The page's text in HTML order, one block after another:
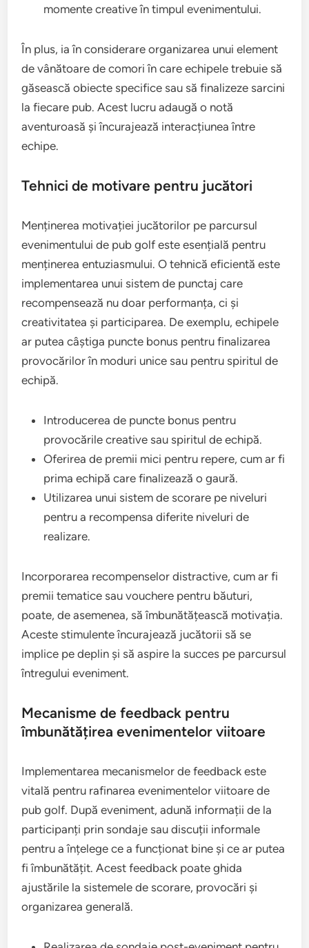
momente creative în timpul evenimentului.
În plus, ia în considerare organizarea unui element
de vânătoare de comori în care echipele trebuie să
găsească obiecte specifice sau să finalizeze sarcini
la fiecare pub. Acest lucru adaugă o notă
aventuroasă și încurajează interacțiunea între
echipe.
Tehnici de motivare pentru jucători
Menținerea motivației jucătorilor pe parcursul
evenimentului de pub golf este esențială pentru
menținerea entuziasmului. O tehnică eficientă este
implementarea unui sistem de punctaj care
recompensează nu doar performanța, ci și
creativitatea și participarea. De exemplu, echipele
ar putea câștiga puncte bonus pentru finalizarea
provocărilor în moduri unice sau pentru spiritul de
echipă.
Introducerea de puncte bonus pentru
provocările creative sau spiritul de echipă.
Oferirea de premii mici pentru repere, cum ar fi
prima echipă care finalizează o gaură.
Utilizarea unui sistem de scorare pe niveluri
pentru a recompensa diferite niveluri de
realizare.
Incorporarea recompenselor distractive, cum ar fi
premii tematice sau vouchere pentru băuturi,
poate, de asemenea, să îmbunătățească motivația.
Aceste stimulente încurajează jucătorii să se
implice pe deplin și să aspire la succes pe parcursul
întregului eveniment.
Mecanisme de feedback pentru
îmbunătățirea evenimentelor viitoare
Implementarea mecanismelor de feedback este
vitală pentru rafinarea evenimentelor viitoare de
pub golf. După eveniment, adună informații de la
participanți prin sondaje sau discuții informale
pentru a înțelege ce a funcționat bine și ce ar putea
fi îmbunătățit. Acest feedback poate ghida
ajustările la sistemele de scorare, provocări și
organizarea generală.